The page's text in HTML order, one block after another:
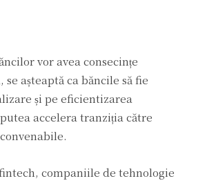
vor avea consecințe
așteaptă ca băncile să fie
și pe eficientizarea
accelera tranziția către
companiile de tehnologie